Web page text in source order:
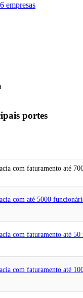
empresas
portes
com faturamento até
com até 5000
com faturamento até 50
com faturamento até